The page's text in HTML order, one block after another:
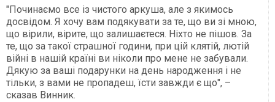
"Починаємо все із чистого аркуша, але з якимось
досвідом. Я хочу вам подякувати за те, що ви зі мною,
що вірили, вірите, що залишаєтеся. Ніхто не пішов. За
те, що за такої страшної години, при цій клятій, лютій
війні в нашій країні ви ніколи про мене не забували.
Дякую за ваші подарунки на день народження і не
тільки, з вами не пропадеш, їсти завжди є що", –
сказав Винник.